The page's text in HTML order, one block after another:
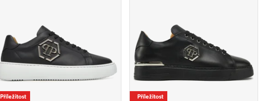
Příležitost Příležitost